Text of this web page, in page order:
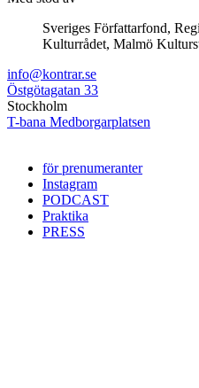
Sveriges Författarfond,
Kulturrådet, Malmö
info@kontrar.se
Östgötagatan 33
Stockholm
T-bana Medborgarplatsen
för prenumeranter
Instagram
PODCAST
Praktika
PRESS